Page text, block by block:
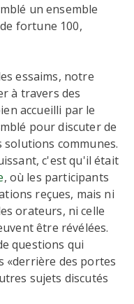
un ensemble
fortune 100,
essaims, notre
à travers des
accueilli par le
pour discuter de
communes.
c'est qu'il était
, où les participants
reçues, mais ni
orateurs, ni celle
être révélées.
questions qui
«derrière des portes
sujets discutés